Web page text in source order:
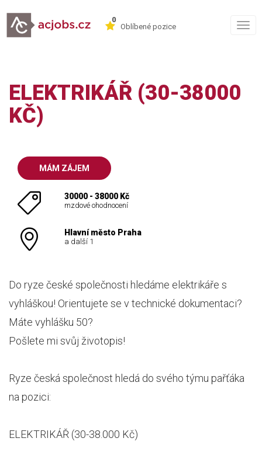
0
Oblíbené pozice
ELEKTRIKÁŘ (30-38000
KČ)
MÁM ZÁJEM
30000 - 38000 Kč
mzdové ohodnocení
Hlavní město Praha
a další 1
Do ryze české společnosti hledáme elektrikáře s
vyhláškou! Orientujete se v technické dokumentaci?
Máte vyhlášku 50?
Pošlete mi svůj životopis!
Ryze česká společnost hledá do svého týmu pařťáka
na pozici:
ELEKTRIKÁŘ (30-38.000 Kč)